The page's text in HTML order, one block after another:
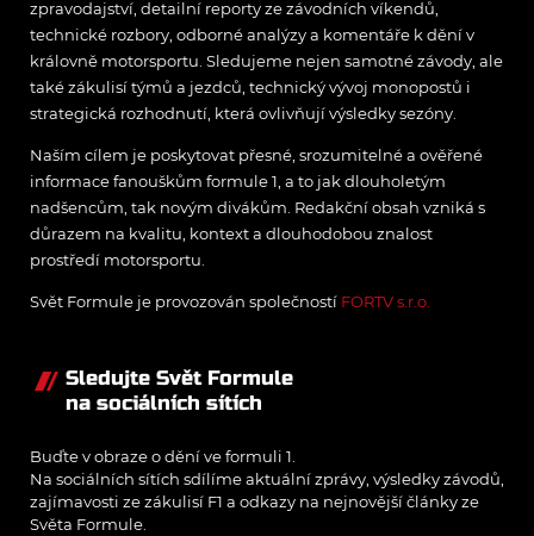
zpravodajství, detailní reporty ze závodních víkendů,
technické rozbory, odborné analýzy a komentáře k dění v
královně motorsportu. Sledujeme nejen samotné závody, ale
také zákulisí týmů a jezdců, technický vývoj monopostů i
strategická rozhodnutí, která ovlivňují výsledky sezóny.
Naším cílem je poskytovat přesné, srozumitelné a ověřené
informace fanouškům formule 1, a to jak dlouholetým
nadšencům, tak novým divákům. Redakční obsah vzniká s
důrazem na kvalitu, kontext a dlouhodobou znalost
prostředí motorsportu.
Svět Formule je provozován společností FORTV s.r.o.
Sledujte Svět Formule
na sociálních sítích
Buďte v obraze o dění ve formuli 1.
Na sociálních sítích sdílíme aktuální zprávy, výsledky závodů,
zajímavosti ze zákulisí F1 a odkazy na nejnovější články ze
Světa Formule.